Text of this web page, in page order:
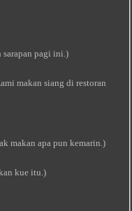
sarapan pagi ini.)
makan siang di restoran
makan apa pun kemarin.)
kue itu.)